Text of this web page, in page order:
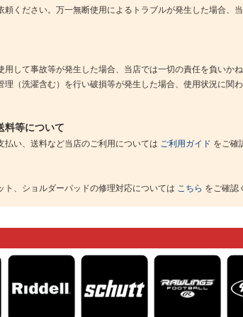
頼ください。万一無断使用によるトラブルが発生した場合、
用して事故等が発生した場合、当店では一切の責任を負いか
理（洗濯含む）を行い破損等が発生した場合、使用状況に関
料等について
払い、送料など当店のご利用については ご利用ガイド をご確
ト、ショルダーパッドの修理対応については こちら をご確認